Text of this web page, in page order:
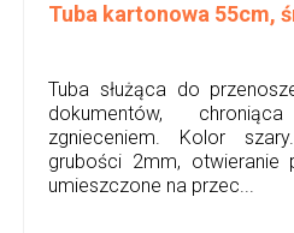
Tuba kartonowa 55cm,
Tuba służąca do
dokumentów,
zgnieceniem. Kolor
grubości 2mm, otwieranie
umieszczone na przec...